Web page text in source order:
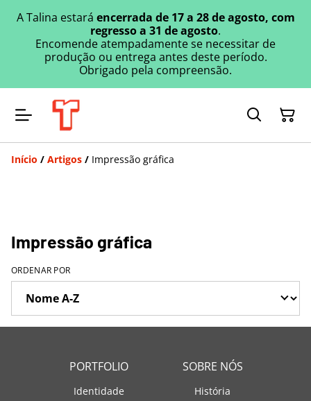
A Talina estará encerrada de 17 a 28 de agosto, com
regresso a 31 de agosto.
Encomende atempadamente se necessitar de
produção ou entrega antes deste período.
Obrigado pela compreensão.
Início / Artigos / Impressão gráfica
Impressão gráfica
ORDENAR POR
PORTFOLIO
Identidade
SOBRE NÓS
História